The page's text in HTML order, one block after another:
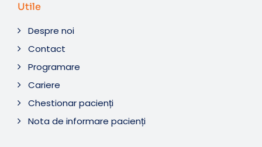
Utile
Despre noi
Contact
Programare
Cariere
Chestionar pacienți
Nota de informare pacienți